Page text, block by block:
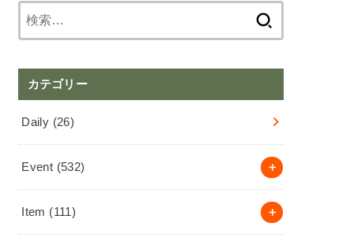
カテゴリー
Daily (26)
Event (532)
Item (111)